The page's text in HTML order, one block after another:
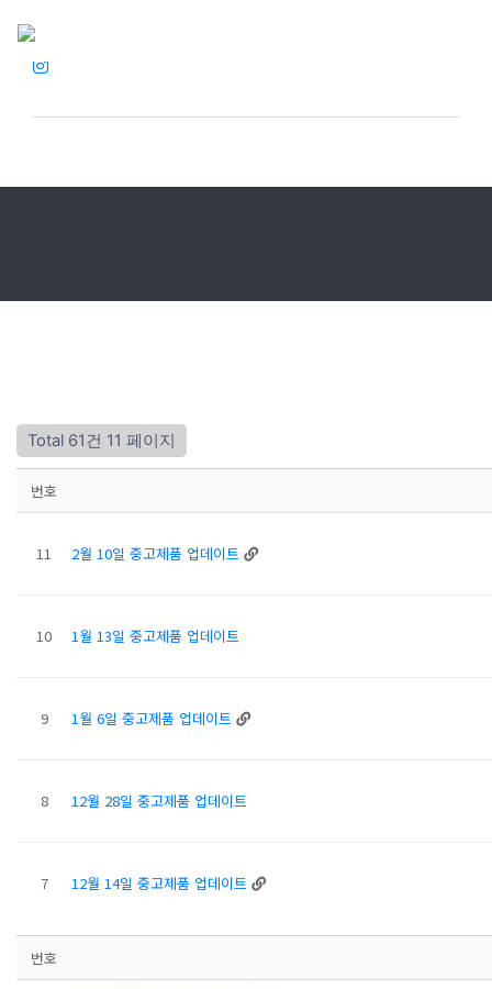
Total 61건 11 페이지
번호
11 2월 10일 중고제품 업데이트
10 1월 13일 중고제품 업데이트
9 1월 6일 중고제품 업데이트
8 12월 28일 중고제품 업데이트
7 12월 14일 중고제품 업데이트
번호